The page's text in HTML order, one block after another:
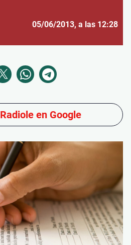
05/06/2013, a las 12:28
en Google